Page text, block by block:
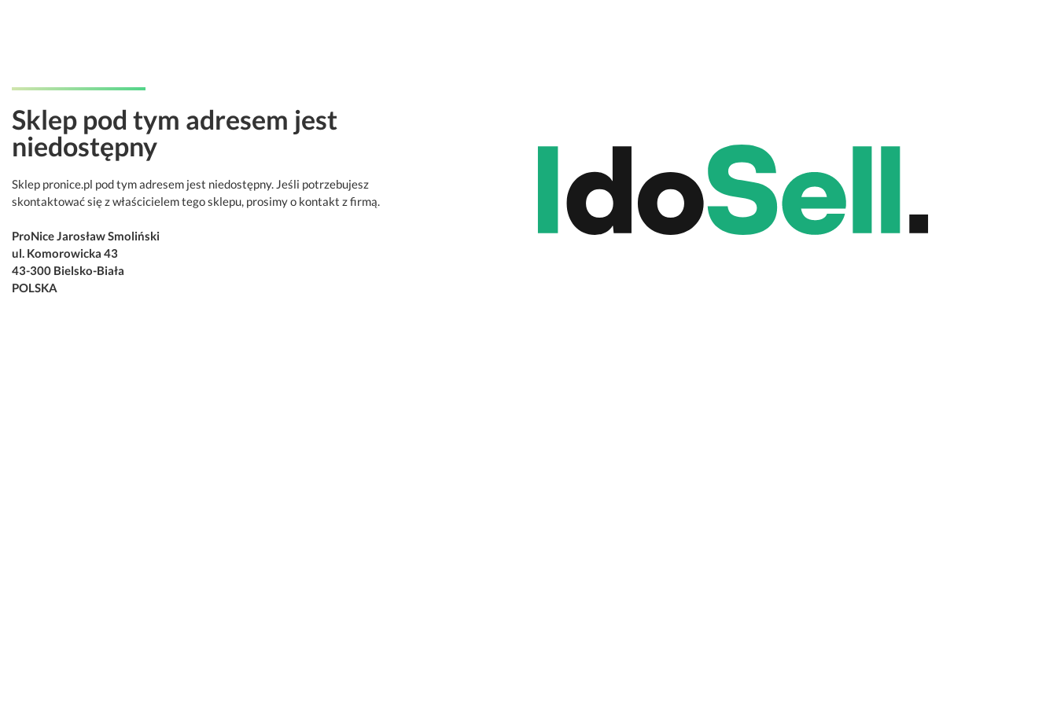
Sklep pod tym adresem jest
niedostępny
Sklep pronice.pl pod tym adresem jest niedostępny. Jeśli potrzebujesz
skontaktować się z właścicielem tego sklepu, prosimy o kontakt z firmą.
ProNice Jarosław Smoliński
ul. Komorowicka 43
43-300 Bielsko-Biała
POLSKA